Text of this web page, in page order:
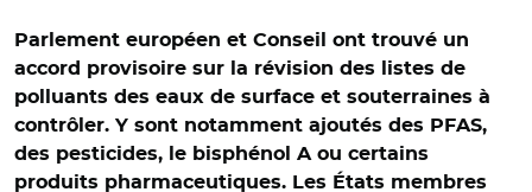
Parlement européen et Conseil ont trouvé un
accord provisoire sur la révision des listes de
polluants des eaux de surface et souterraines à
contrôler. Y sont notamment ajoutés des PFAS,
des pesticides, le bisphénol A ou certains
produits pharmaceutiques. Les États membres